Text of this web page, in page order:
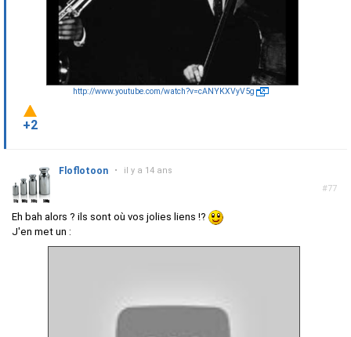
http://www.youtube.com/watch?v=cANYKXVyV5g
+2
#77
Floflotoon • il y a 14 ans
Eh bah alors ? ils sont où vos jolies liens !?
J'en met un :